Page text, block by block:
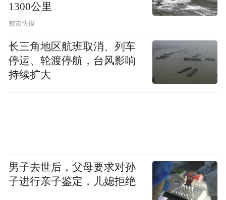
1300公里
都市快报
长三角地区航班取消、列车
停运、轮渡停航，台风影响
持续扩大
男子去世后，父母要求对孙
子进行亲子鉴定，儿媳拒绝